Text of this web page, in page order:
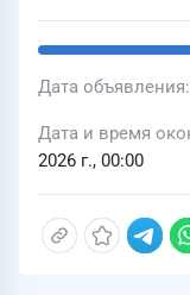
Дата объявления
Дата и время
2026 г., 00:00